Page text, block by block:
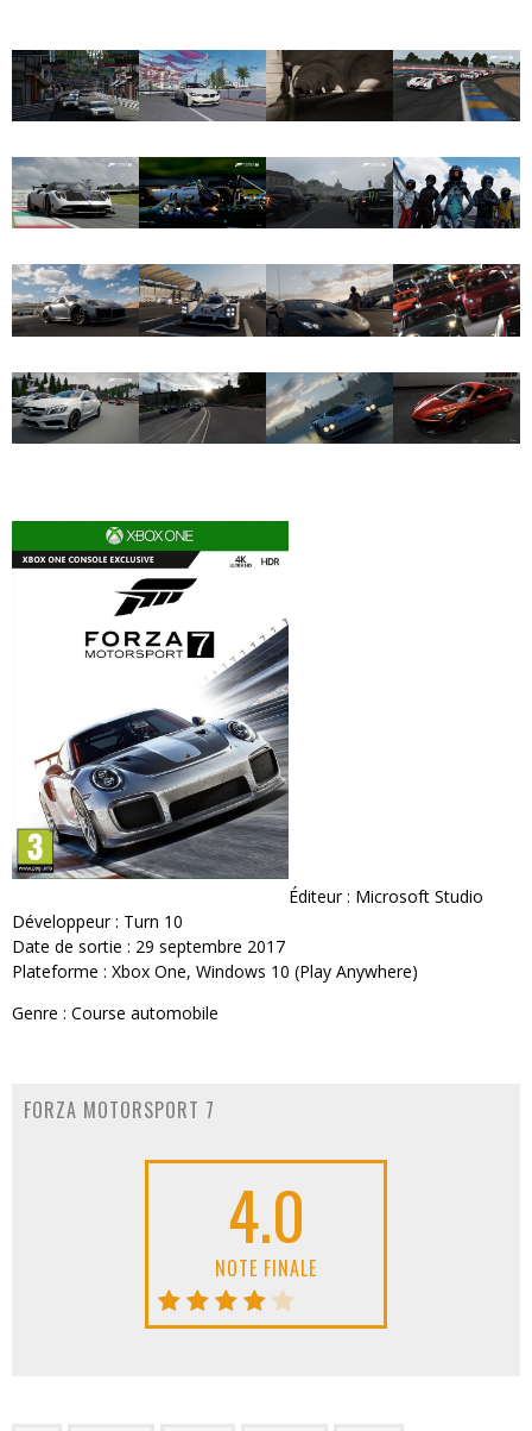
Éditeur : Microsoft Studio
Développeur : Turn 10
Date de sortie : 29 septembre 2017
Plateforme : Xbox One, Windows 10 (Play Anywhere)
Genre : Course automobile
FORZA MOTORSPORT 7
4.0
NOTE FINALE